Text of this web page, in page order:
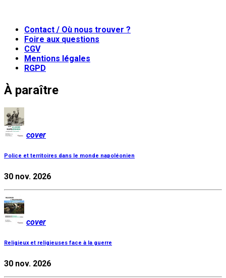
Contact / Où nous trouver ?
Foire aux questions
CGV
Mentions légales
RGPD
À paraître
cover
Police et territoires dans le monde napoléonien
30 nov. 2026
cover
Religieux et religieuses face à la guerre
30 nov. 2026